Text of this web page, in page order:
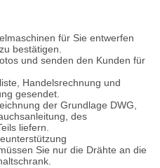
für Sie entwerfen
bestätigen.
und senden den Kunden für
Handelsrechnung und
gesendet.
der Grundlage DWG,
des
liefern.
Sie nur die Drähte an die